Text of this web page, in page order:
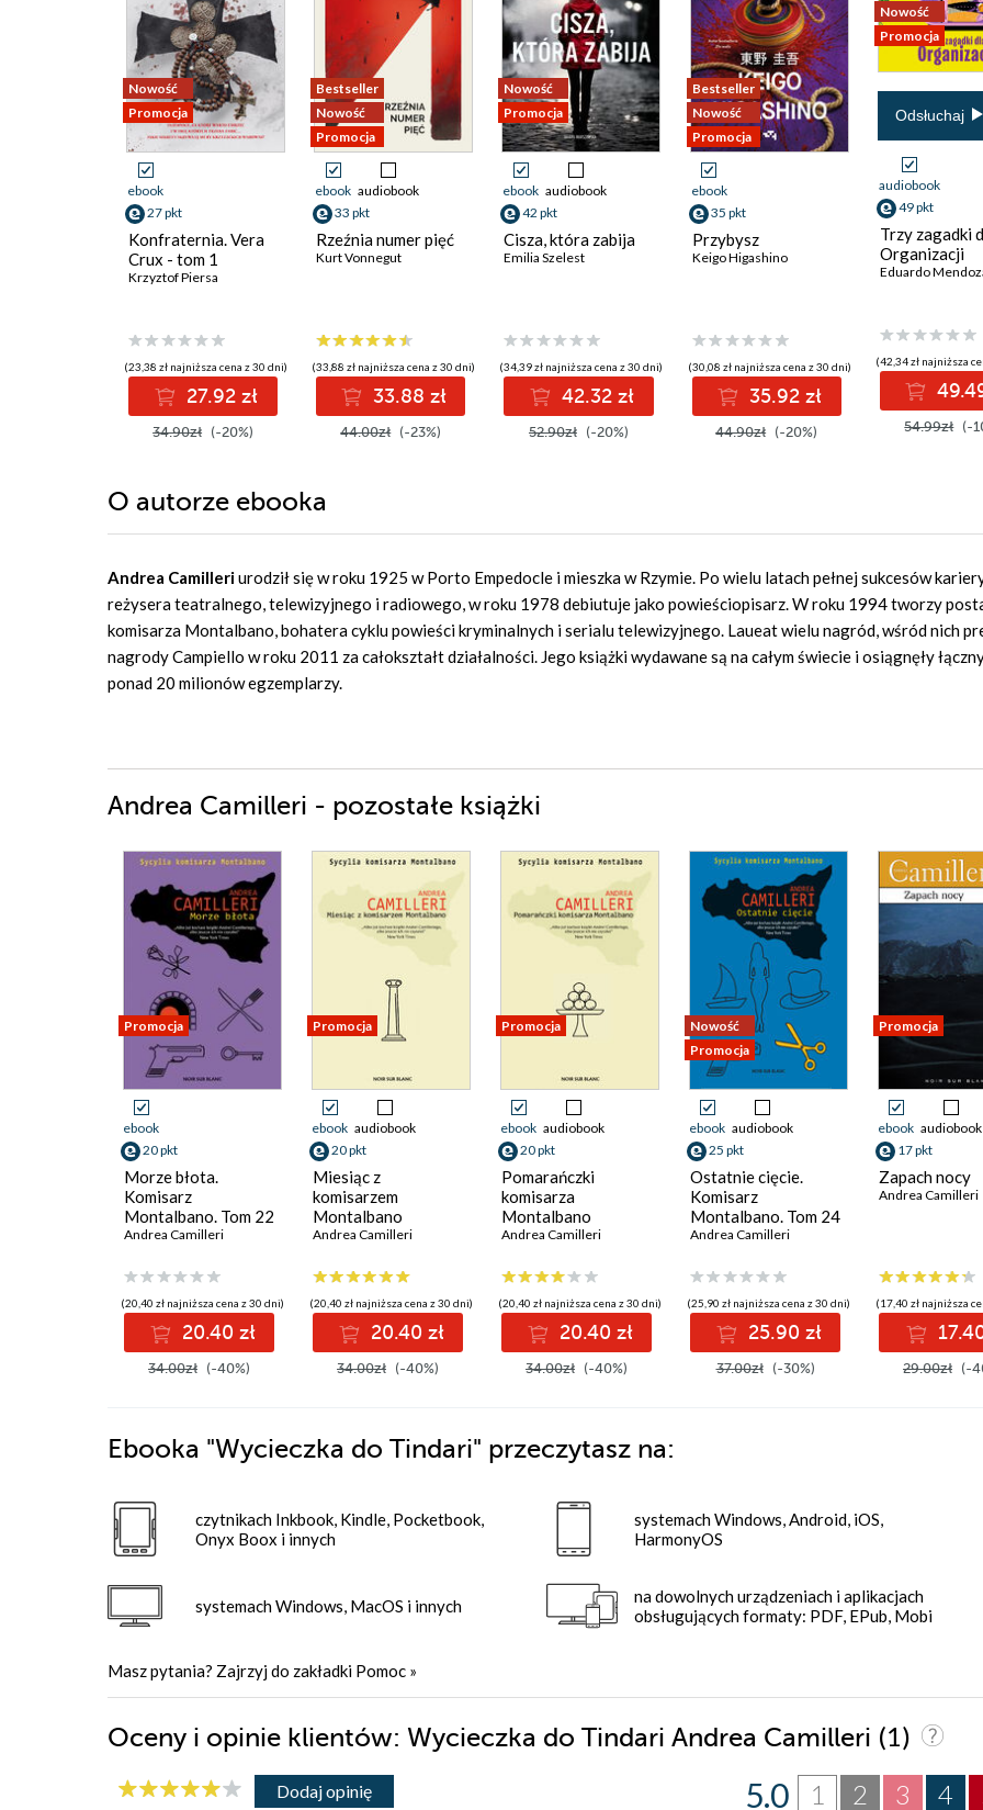
Nowość
Promocja
ebook
27 pkt
Konfraternia. Vera
Crux - tom 1
Krzyztof Piersa
(23,38 zł najniższa cena z 30 dni)
27.92 zł
34.90zł (-20%)
Bestseller
Nowość
Promocja
ebook audiobook
33 pkt
Rzeźnia numer pięć
Kurt Vonnegut
(33,88 zł najniższa cena z 30 dni)
33.88 zł
44.00zł (-23%)
Nowość
Promocja
ebook audiobook
42 pkt
Cisza, która zabija
Emilia Szelest
(34,39 zł najniższa cena z 30 dni)
42.32 zł
52.90zł (-20%)
Bestseller
Nowość
Promocja
ebook
35 pkt
Przybysz
Keigo Higashino
(30,08 zł najniższa cena z 30 dni)
35.92 zł
44.90zł (-20%)
Nowość
Promocja
Odsłuchaj
audiobook
49 pkt
Trzy zagadki
Organizacji
Eduardo
(42,34 zł najniższa
54.99zł (-
O autorze ebooka
Andrea Camilleriurodził się w roku 1925 w Porto Empedocle i mieszka w Rzymie. Po wielu latach pełnej sukcesów
reżysera teatralnego, telewizyjnego i radiowego, w roku 1978 debiutuje jako powieściopisarz. W roku 1994 tworzy
komisarza Montalbano, bohatera cyklu powieści kryminalnych i serialu telewizyjnego. Laueat wielu nagród, wśród nich
nagrody Campiello w roku 2011 za całokształt działalności. Jego książki wydawane są na całym świecie i osiągnęły
ponad 20 milionów egzemplarzy.
Andrea Camilleri - pozostałe książki
Promocja
ebook
20 pkt
Morze błota.
Komisarz
Montalbano. Tom 22
Andrea Camilleri
(20,40 zł najniższa cena z 30 dni)
20.40 zł
34.00zł (-40%)
Promocja
ebook audiobook
20 pkt
Miesiąc z
komisarzem
Montalbano
Andrea Camilleri
(20,40 zł najniższa cena z 30 dni)
20.40 zł
34.00zł (-40%)
Promocja
ebook audiobook
20 pkt
Pomarańczki
komisarza
Montalbano
Andrea Camilleri
(20,40 zł najniższa cena z 30 dni)
20.40 zł
34.00zł (-40%)
Nowość
Promocja
ebook audiobook
25 pkt
Ostatnie cięcie.
Komisarz
Montalbano. Tom 24
Andrea Camilleri
(25,90 zł najniższa cena z 30 dni)
25.90 zł
37.00zł (-30%)
Promocja
ebook audiobook
17 pkt
Zapach nocy
Andrea Camilleri
(17,40 zł najniższa
29.00zł (-
Ebooka "Wycieczka do Tindari" przeczytasz na:
czytnikach Inkbook, Kindle, Pocketbook,
Onyx Boox i innych
systemach Windows, MacOS i innych
systemach Windows, Android, iOS,
HarmonyOS
na dowolnych urządzeniach i aplikacjach
obsługujących formaty: PDF, EPub, Mobi
Masz pytania? Zajrzyj do zakładki Pomoc »
Oceny i opinie klientów: Wycieczka do Tindari Andrea Camilleri (1)
Dodaj opinię 4
3
2
1
5.0